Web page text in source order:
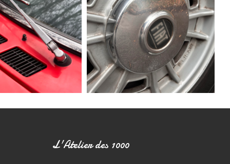
L'Atelier des 1000